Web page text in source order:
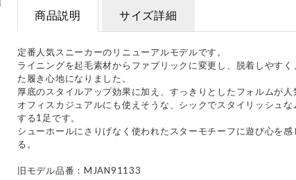
商品説明 サイズ詳細
定番人気スニーカーのリニューアルモデルです。
ライニングを起毛素材からファブリックに変更し、脱着しやすく
た履き心地になりました。
厚底のスタイルアップ効果に加え、すっきりとしたフォルムが人
オフィスカジュアルにも使えそうな、シックでスタイリッシュな
する1足です。
シューホールにさりげなく使われたスターモチーフに遊び心を感
る。
旧モデル品番：MJAN91133